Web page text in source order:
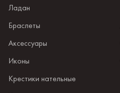
Ладан
Браслеты
Аксессуары
Иконы
Крестики нательные